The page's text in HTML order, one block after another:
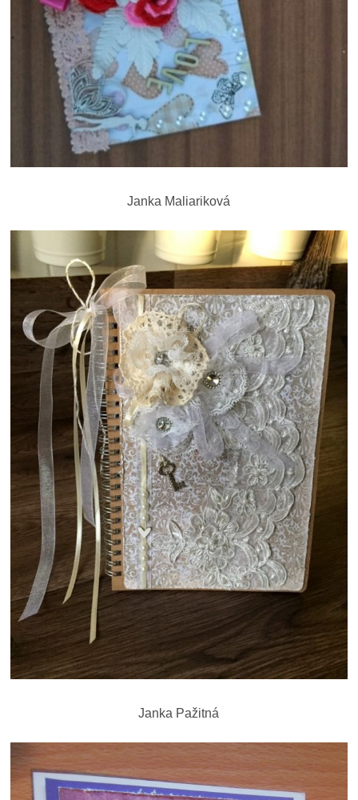
Janka Maliariková
Janka Pažitná